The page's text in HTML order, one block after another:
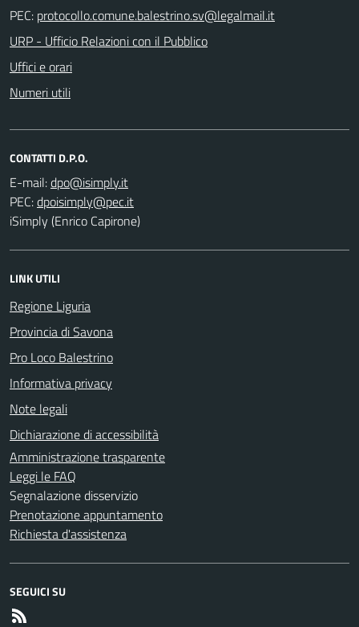
PEC:
URP - Ufficio Relazioni con il Pubblico
Uffici e orari
Numeri utili
CONTATTI D.P.O.
E-mail:
PEC:
iSimply (Enrico Capirone)
LINK UTILI
Regione Liguria
Provincia di Savona
Pro Loco Balestrino
Informativa privacy
Note legali
Dichiarazione di accessibilità
Amministrazione trasparente
Leggi le FAQ
Segnalazione disservizio
Prenotazione appuntamento
Richiesta d'assistenza
SEGUICI SU